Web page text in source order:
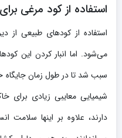
استفاده از کود مرغی
استفاده از کودهای طبیعی از
می‌شود. اما انبار کردن این
سبب شد تا در طول زمان جایگاه
شیمیایی معایبی زیادی برای
دارند، علاوه بر اینها